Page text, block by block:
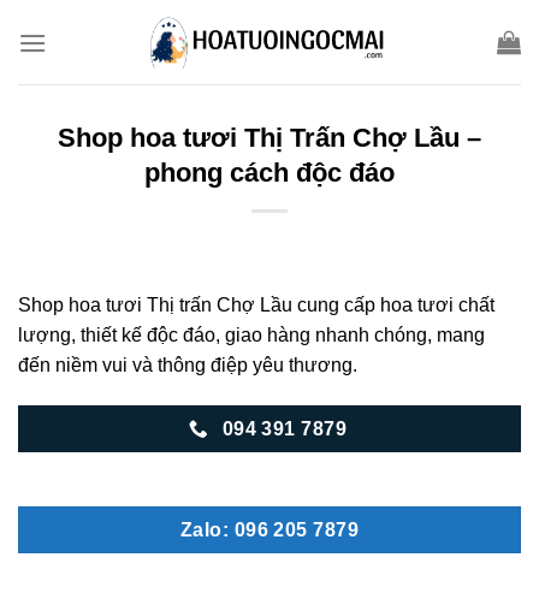
Shop hoa tươi Thị Trấn Chợ Lầu –
phong cách độc đáo
Shop hoa tươi Thị trấn Chợ Lầu cung cấp hoa tươi chất
lượng, thiết kế độc đáo, giao hàng nhanh chóng, mang
đến niềm vui và thông điệp yêu thương.
094 391 7879
Zalo: 096 205 7879